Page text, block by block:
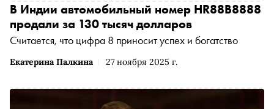
Екатерина Палкина 27 ноября 2025 г.
В Индии автомобильный номер HR88B8888
продали за 130 тысяч долларов
Считается, что цифра 8 приносит успех и богатство